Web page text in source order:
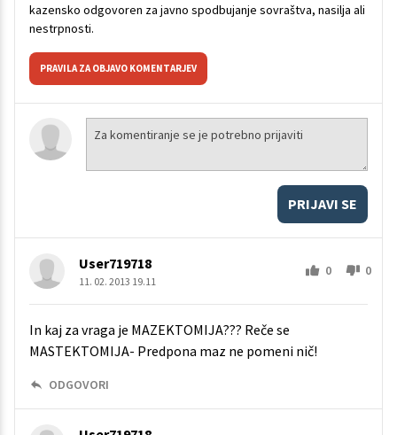
kazensko odgovoren za javno spodbujanje sovraštva, nasilja ali
nestrpnosti.
PRAVILA ZA OBJAVO KOMENTARJEV
PRIJAVI SE
User719718
11. 02. 2013 19.11
0 0
In kaj za vraga je MAZEKTOMIJA??? Reče se
MASTEKTOMIJA- Predpona maz ne pomeni nič!
ODGOVORI